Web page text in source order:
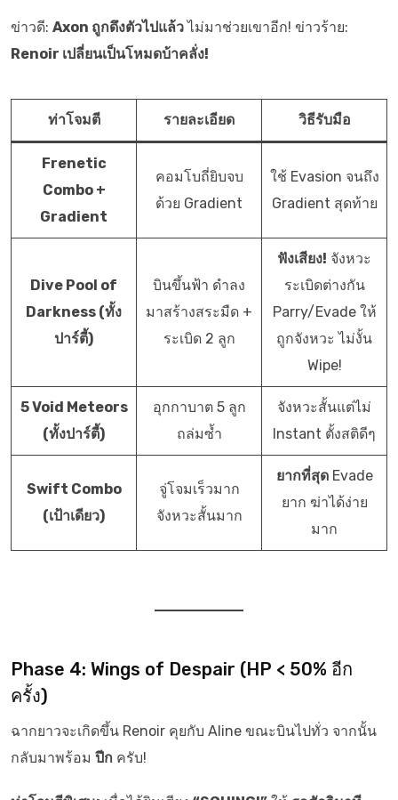
ข่าวดี: Axon ถูกดึงตัวไปแล้วไม่มาช่วยเขาอีก! ข่าวร้าย:
Renoir เปลี่ยนเป็นโหมดบ้าคลั่ง!
ท่าโจมตี รายละเอียด วิธีรับมือ
Frenetic
Combo +
Gradient
คอมโบถี่ยิบจบ
ด้วย Gradient
ใช้ Evasion จนถึง
Gradient สุดท้าย
Dive Pool of
Darkness (ทั้ง
ปาร์ตี้)
บินขึ้นฟ้า ดำลง
มาสร้างสระมืด +
ระเบิด 2 ลูก
ฟังเสียง! จังหวะ
ระเบิดต่างกัน
Parry/Evade ให้
ถูกจังหวะ ไม่งั้น
Wipe!
5 Void Meteors
(ทั้งปาร์ตี้)
อุกกาบาต 5 ลูก
ถล่มซ้ำ
จังหวะสั้นแต่ไม่
Instant ตั้งสติดีๆ
Swift Combo
(เป้าเดียว)
จู่โจมเร็วมาก
จังหวะสั้นมาก
ยากที่สุดEvade
ยาก ฆ่าได้ง่าย
มาก
Phase 4: Wings of Despair (HP < 50% อีก
ครั้ง)
ฉากยาวจะเกิดขึ้น Renoir คุยกับ Aline ขณะบินไปทั่ว จากนั้น
กลับมาพร้อม ปีก ครับ!